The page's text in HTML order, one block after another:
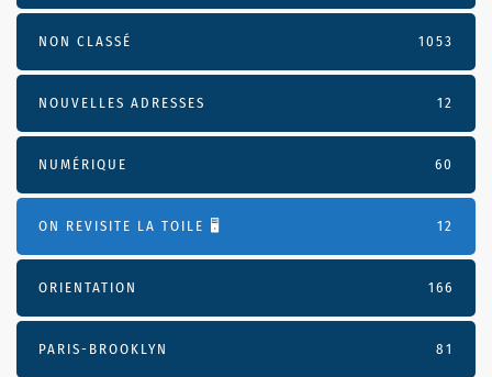
NON CLASSÉ 1053
NOUVELLES ADRESSES 12
NUMÉRIQUE 60
ON REVISITE LA TOILE 🖥️ 12
ORIENTATION 166
PARIS-BROOKLYN 81